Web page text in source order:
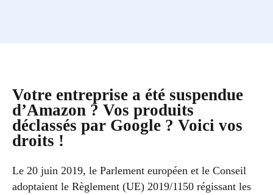
Votre entreprise a été suspendue
d’Amazon ? Vos produits
déclassés par Google ? Voici vos
droits !
Le 20 juin 2019, le Parlement européen et le Conseil
adoptaient le Règlement (UE) 2019/1150 régissant les